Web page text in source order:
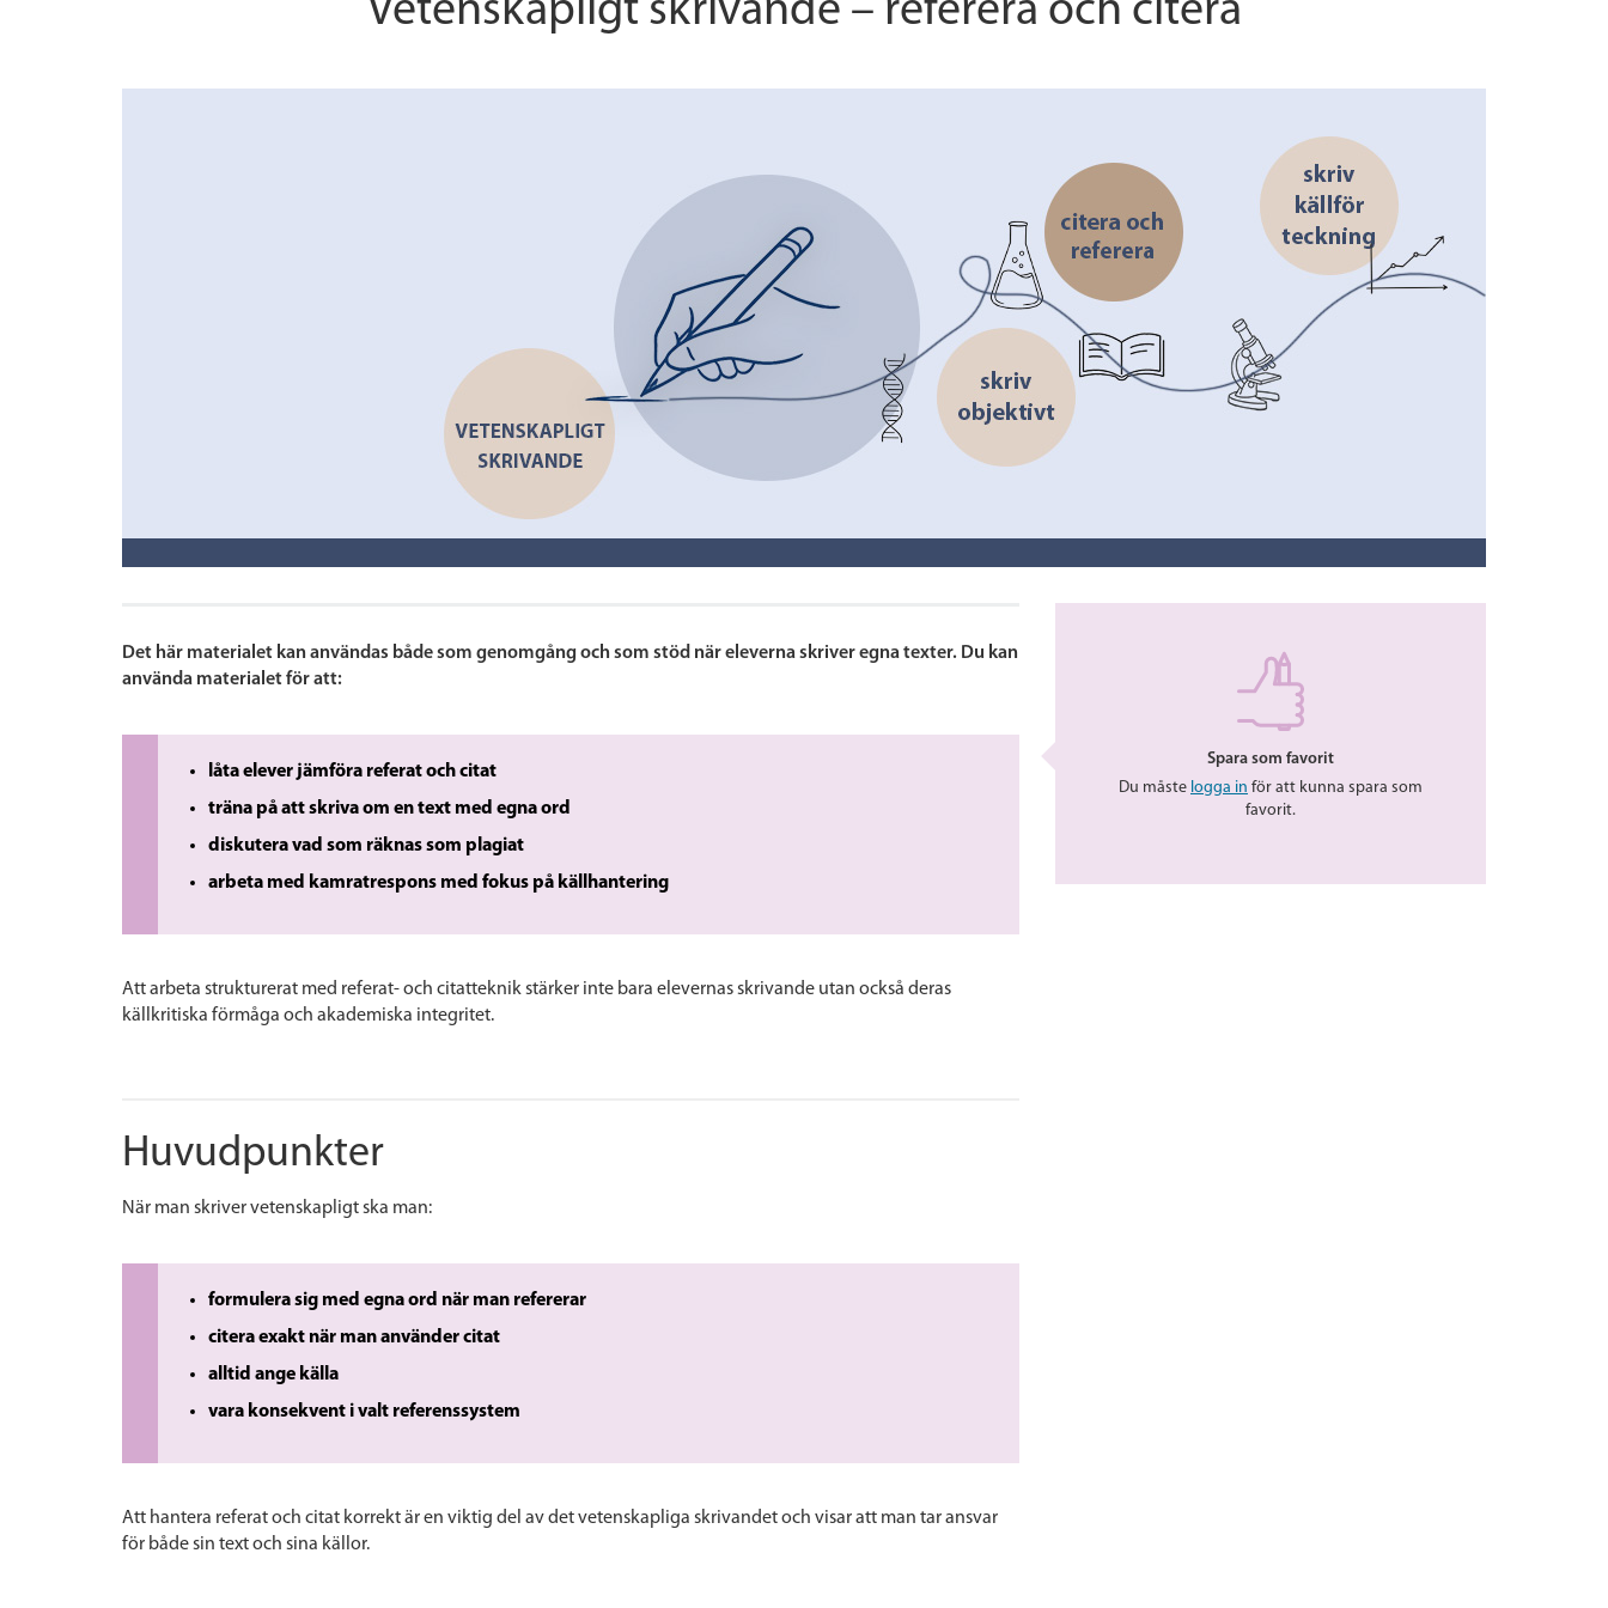
Vetenskapligt skrivande – referera och citera
Det här materialet kan användas både som genomgång och som stöd när eleverna skriver egna texter. Du kan
använda materialet för att:
låta elever jämföra referat och citat
träna på att skriva om en text med egna ord
diskutera vad som räknas som plagiat
arbeta med kamratrespons med fokus på källhantering
Att arbeta strukturerat med referat- och citatteknik stärker inte bara elevernas skrivande utan också deras
källkritiska förmåga och akademiska integritet.
Huvudpunkter
När man skriver vetenskapligt ska man:
formulera sig med egna ord när man refererar
citera exakt när man använder citat
alltid ange källa
vara konsekvent i valt referenssystem
Att hantera referat och citat korrekt är en viktig del av det vetenskapliga skrivandet och visar att man tar ansvar
för både sin text och sina källor.
Spara som favorit
Du måste logga in för att kunna spara som
favorit.